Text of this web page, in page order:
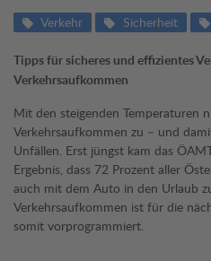
Verkehr Sicherheit
Tipps für sicheres und effizientes
Verkehrsaufkommen
Mit den steigenden Temperaturen
Verkehrsaufkommen zu – und
Unfällen. Erst jüngst kam das
Ergebnis, dass 72 Prozent aller
auch mit dem Auto in den Urlaub
Verkehrsaufkommen ist für die
somit vorprogrammiert.